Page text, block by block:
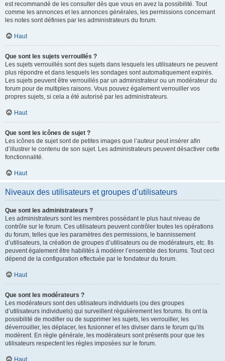
est recommandé de les consulter dès que vous en avez la possibilité. Tout
comme les annonces et les annonces générales, les permissions concernant
les notes sont définies par les administrateurs du forum.
Haut
Que sont les sujets verrouillés ?
Les sujets verrouillés sont des sujets dans lesquels les utilisateurs ne peuvent
plus répondre et dans lesquels les sondages sont automatiquement expirés.
Les sujets peuvent être verrouillés par un administrateur ou un modérateur du
forum pour de multiples raisons. Vous pouvez également verrouiller vos
propres sujets, si cela a été autorisé par les administrateurs.
Haut
Que sont les icônes de sujet ?
Les icônes de sujet sont de petites images que l’auteur peut insérer afin
d’illustrer le contenu de son sujet. Les administrateurs peuvent désactiver cette
fonctionnalité.
Haut
Niveaux des utilisateurs et groupes d’utilisateurs
Que sont les administrateurs ?
Les administrateurs sont les membres possédant le plus haut niveau de
contrôle sur le forum. Ces utilisateurs peuvent contrôler toutes les opérations
du forum, telles que les paramètres des permissions, le bannissement
d’utilisateurs, la création de groupes d’utilisateurs ou de modérateurs, etc. Ils
peuvent également être habilités à modérer l’ensemble des forums. Tout ceci
dépend de la configuration effectuée par le fondateur du forum.
Haut
Que sont les modérateurs ?
Les modérateurs sont des utilisateurs individuels (ou des groupes
d’utilisateurs individuels) qui surveillent régulièrement les forums. Ils ont la
possibilité de modifier ou de supprimer les sujets, les verrouiller, les
déverrouiller, les déplacer, les fusionner et les diviser dans le forum qu’ils
modèrent. En règle générale, les modérateurs sont présents pour que les
utilisateurs respectent les règles imposées sur le forum.
Haut